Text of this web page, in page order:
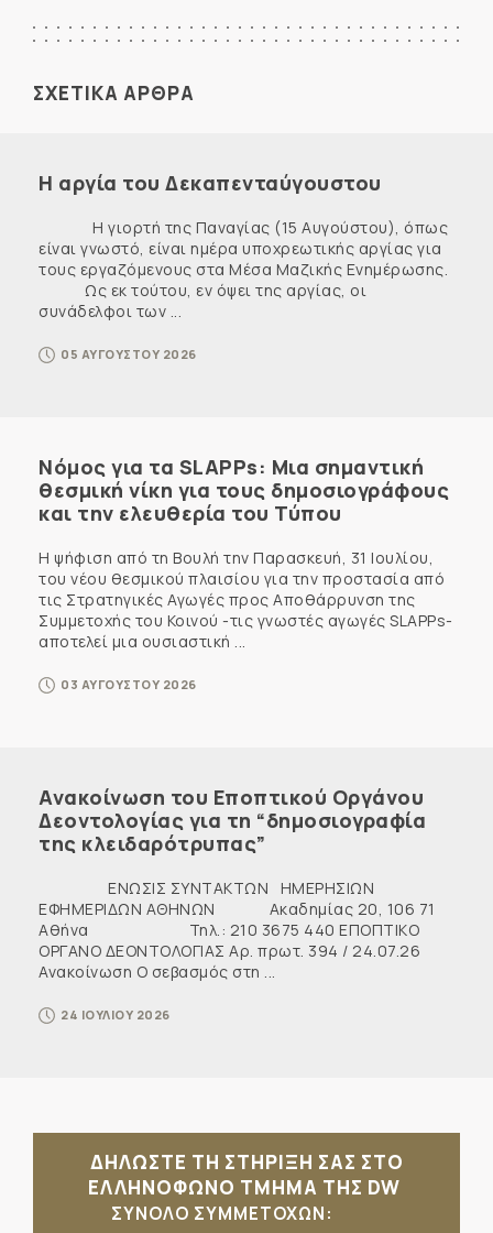
ΣΧΕΤΙΚΑ ΑΡΘΡΑ
Η αργία του Δεκαπενταύγουστου
Η γιορτή της Παναγίας (15 Αυγούστου), όπως
είναι γνωστό, είναι ημέρα υποχρεωτικής αργίας για
τους εργαζόμενους στα Μέσα Μαζικής Ενημέρωσης.
Ως εκ τούτου, εν όψει της αργίας, οι
συνάδελφοι των ...
05 ΑΥΓΟΥΣΤΟΥ 2026
Νόμος για τα SLAPPs: Μια σημαντική
θεσμική νίκη για τους δημοσιογράφους
και την ελευθερία του Τύπου
Η ψήφιση από τη Βουλή την Παρασκευή, 31 Ιουλίου,
του νέου θεσμικού πλαισίου για την προστασία από
τις Στρατηγικές Αγωγές προς Αποθάρρυνση της
Συμμετοχής του Κοινού -τις γνωστές αγωγές SLAPPs-
αποτελεί μια ουσιαστική ...
03 ΑΥΓΟΥΣΤΟΥ 2026
Ανακοίνωση του Εποπτικού Οργάνου
Δεοντολογίας για τη “δημοσιογραφία
της κλειδαρότρυπας”
ΕΝΩΣΙΣ ΣΥΝΤΑΚΤΩΝ ΗΜΕΡΗΣΙΩΝ
ΕΦΗΜΕΡΙΔΩΝ ΑΘΗΝΩΝ Ακαδημίας 20, 106 71
Αθήνα Τηλ.: 210 3675 440 ΕΠΟΠΤΙΚΟ
ΟΡΓΑΝΟ ΔΕΟΝΤΟΛΟΓΙΑΣ Αρ. πρωτ. 394 / 24.07.26
Ανακοίνωση Ο σεβασμός στη ...
24 ΙΟΥΛΙΟΥ 2026
ΔΗΛΩΣΤΕ ΤΗ ΣΤΗΡΙΞΗ ΣΑΣ ΣΤΟ
ΕΛΛΗΝΟΦΩΝΟ ΤΜΗΜΑ ΤΗΣ DW
ΣΥΝΟΛΟ ΣΥΜΜΕΤΟΧΩΝ: